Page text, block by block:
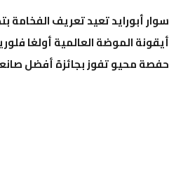
سوار أبورايد تعيد تعريف
أيقونة الموضة العالمية أولغا
حفصة محيو تفوز بجائزة أفضل